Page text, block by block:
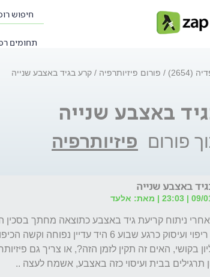
חיפוש
תחומים
(2654) פורום פיזיותרפיה קרע בגיד באצבע שנייה
באצבע שנייה
פורום פיזיותרפיה
באצבע שנייה
| מאת: אלעד
תרגילים בבית ועיסוי כזה באצבע, אשמח לעצה ..